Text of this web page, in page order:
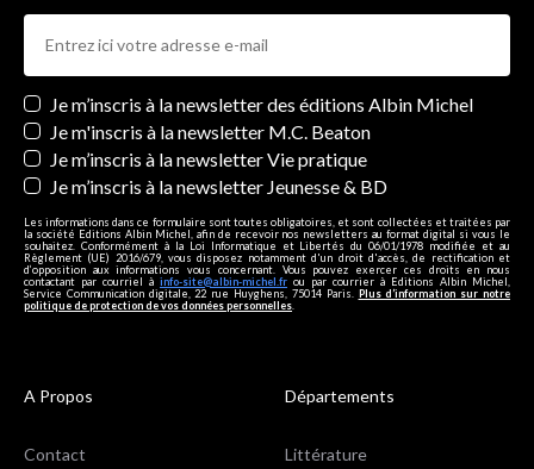
Newsletters
Je m’inscris à la newsletter des éditions Albin Michel
Je m'inscris à la newsletter M.C. Beaton
Je m’inscris à la newsletter Vie pratique
Je m’inscris à la newsletter Jeunesse & BD
Les informations dans ce formulaire sont toutes obligatoires, et sont collectées et traitées par
la société Editions Albin Michel, afin de recevoir nos newsletters au format digital si vous le
souhaitez. Conformément à la Loi Informatique et Libertés du 06/01/1978 modifiée et au
Règlement (UE) 2016/679, vous disposez notamment d'un droit d'accès, de rectification et
d’opposition aux informations vous concernant. Vous pouvez exercer ces droits en nous
contactant par courriel à info-site@albin-michel.fr ou par courrier à Editions Albin Michel,
Service Communication digitale, 22 rue Huyghens, 75014 Paris. Plus d’information sur notre
politique de protection de vos données personnelles
A Propos
Contact
Départements
Littérature